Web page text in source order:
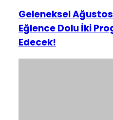
Geleneksel Ağustos
Eğlence Dolu İki
Edecek!